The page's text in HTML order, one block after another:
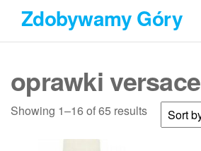
Przejdź
treści
Zdobywamy Góry
oprawki versace
Showing 1–16 of 65 results